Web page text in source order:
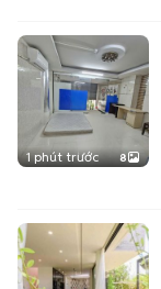
1 phút trước 8